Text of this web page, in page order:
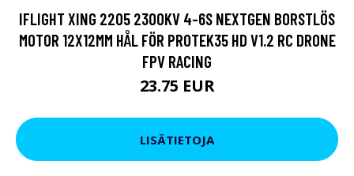
IFLIGHT XING 2205 2300KV 4-6S NEXTGEN BORSTLÖS
MOTOR 12X12MM HÅL FÖR PROTEK35 HD V1.2 RC DRONE
FPV RACING
23.75 EUR
LISÄTIETOJA